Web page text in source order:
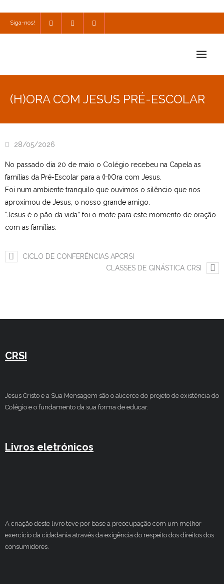
Siga-nos!
Consulta
Utilidades
(H)ORA COM JESUS PRÉ-ESCOLAR
28/05/2026
No passado dia 20 de maio o Colégio recebeu na Capela as
famílias da Pré-Escolar para a (H)Ora com Jesus.
Foi num ambiente tranquilo que ouvimos o silêncio que nos
aproximou de Jesus, o nosso grande amigo.
“Jesus é o pão da vida” foi o mote para este momento de oração
com as famílias.
CICLO DE CONFERÊNCIAS APCRSI
CLASSES DE GINÁSTICA CRSI
CRSI
Jesus Cristo e a Sua Mensagem são o alicerce do projeto de existência do
Colégio e o fundamento da sua forma de educar.
Livros eletrónicos
A criação deste livro teve por base a preocupação com um melhor
exercício da cidadania através da exigência do respeito dos direitos dos
consumidores.